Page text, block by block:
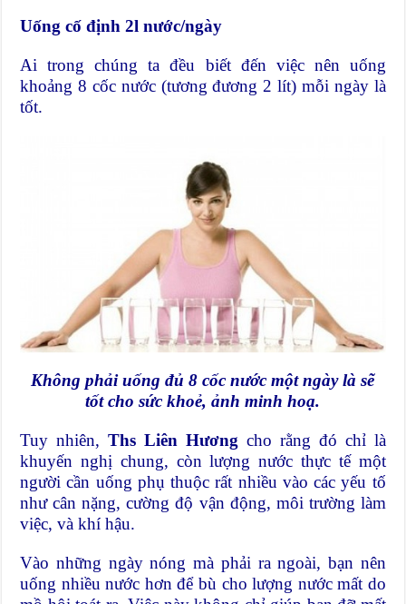
Uống cố định 2l nước/ngày
Ai trong chúng ta đều biết đến việc nên uống
khoảng 8 cốc nước (tương đương 2 lít) mỗi ngày là
tốt.
Không phải uống đủ 8 cốc nước một ngày là sẽ
tốt cho sức khoẻ, ảnh minh hoạ.
Tuy nhiên,Ths Liên Hương cho rằng đó chỉ là
khuyến nghị chung, còn lượng nước thực tế một
người cần uống phụ thuộc rất nhiều vào các yếu tố
như cân nặng, cường độ vận động, môi trường làm
việc, và khí hậu.
Vào những ngày nóng mà phải ra ngoài, bạn nên
uống nhiều nước hơn để bù cho lượng nước mất do